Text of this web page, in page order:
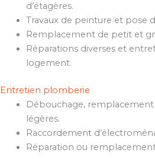
d’étagères.
Travaux de peinture et pose
Remplacement de petit et
Réparations diverses et
logement.
Entretien plomberie
Débouchage,
légères.
Raccordement
Réparation ou